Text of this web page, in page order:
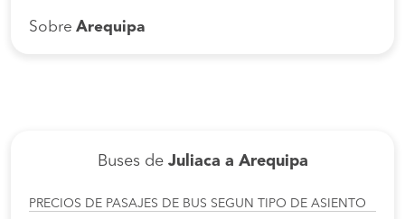
Sobre Arequipa
Buses de Juliaca a Arequipa
PRECIOS DE PASAJES DE BUS SEGUN TIPO DE ASIENTO